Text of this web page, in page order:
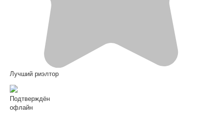
Лучший риэлтор
Подтверждён
офлайн